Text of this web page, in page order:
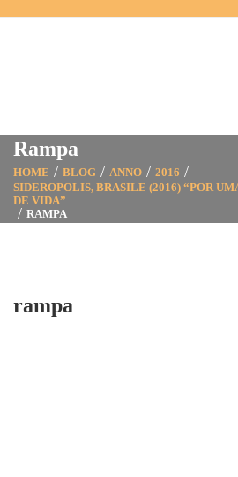
Rampa
HOME BLOG ANNO
2016
SIDEROPOLIS, BRASILE (2016) “POR
DE VIDA”
RAMPA
rampa